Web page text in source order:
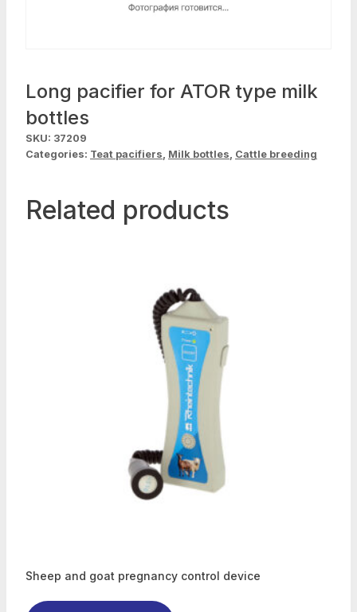
Long pacifier for ATOR type milk
bottles
SKU: 37209
Categories: Teat pacifiers, Milk bottles, Cattle breeding
Related products
Sheep and goat pregnancy control device